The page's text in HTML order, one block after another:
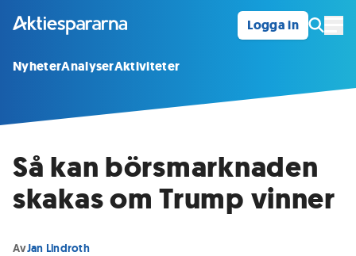
Logga in
NyheterAnalyserAktiviteter
Så kan börsmarknaden
skakas om Trump vinner
AvJan Lindroth